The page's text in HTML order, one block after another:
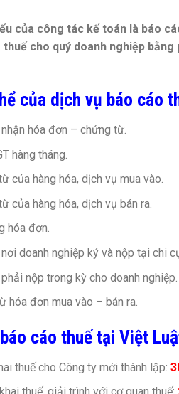
của công tác kế toán là báo
cho quý doanh nghiệp
của dịch vụ báo cáo
hóa đơn – chứng từ.
hàng tháng.
của hàng hóa, dịch vụ mua vào.
của hàng hóa, dịch vụ bán ra.
hóa đơn.
doanh nghiệp ký và nộp tại chi
nộp trong kỳ cho doanh nghiệp.
hóa đơn mua vào – bán ra.
cáo thuế tại Việt
thuế cho Công ty mới thành lập: